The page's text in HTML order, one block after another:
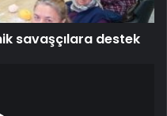
savaşçılara destek